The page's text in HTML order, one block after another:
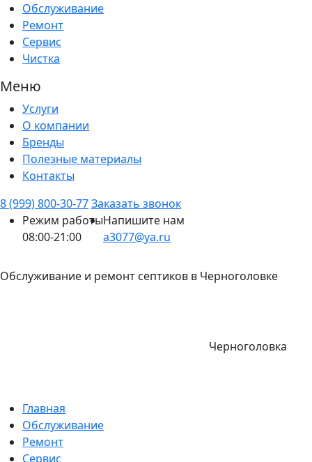
Обслуживание
Ремонт
Сервис
Чистка
Меню
Услуги
О компании
Бренды
Полезные материалы
Контакты
8 (999) 800-30-77Заказать звонок
Режим работы
08:00-21:00
Напишите нам
a3077@ya.ru
Обслуживание и ремонт септиков в Черноголовке
Черноголовка
Главная
Обслуживание
Ремонт
Сервис